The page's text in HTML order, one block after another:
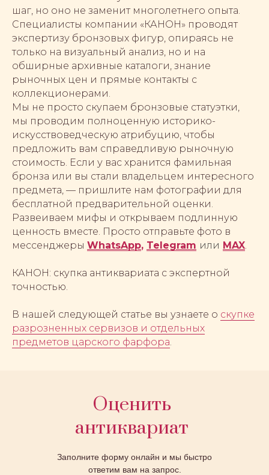
шаг, но оно не заменит многолетнего опыта.
Специалисты компании «КАНОН» проводят
экспертизу бронзовых фигур, опираясь не
только на визуальный анализ, но и на
обширные архивные каталоги, знание
рыночных цен и прямые контакты с
коллекционерами.
Мы не просто скупаем бронзовые статуэтки,
мы проводим полноценную историко-
искусствоведческую атрибуцию, чтобы
предложить вам справедливую рыночную
стоимость. Если у вас хранится фамильная
бронза или вы стали владельцем интересного
предмета, — пришлите нам фотографии для
бесплатной предварительной оценки.
Развеиваем мифы и открываем подлинную
ценность вместе. Просто отправьте фото в
мессенджеры WhatsApp, Telegram или MAX.
КАНОН: скупка антиквариата с экспертной
точностью.
В нашей следующей статье вы узнаете о скупке
разрозненных сервизов и отдельных
предметов царского фарфора.
Оценить
антиквариат
Заполните форму онлайн и мы быстро
ответим вам на запрос.